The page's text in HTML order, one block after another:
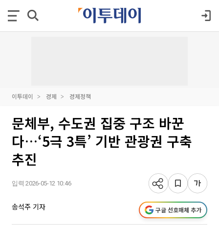
이투데이 경제 경제정책
문체부, 수도권 집중 구조 바꾼
다…‘5극 3특’ 기반 관광권 구축
추진
입력 2026-05-12 10:46
송석주 기자 구글 선호매체 추가